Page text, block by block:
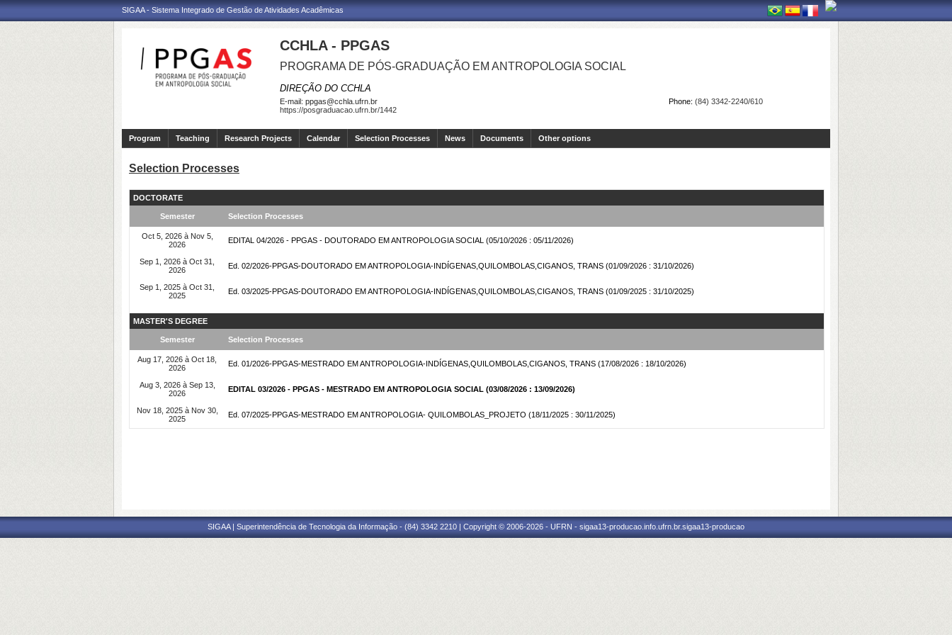
SIGAA - Sistema Integrado de Gestão de Atividades Acadêmicas
CCHLA - PPGAS
PROGRAMA DE PÓS-GRADUAÇÃO EM ANTROPOLOGIA SOCIAL
DIREÇÃO DO CCHLA
Phone: (84) 3342-2240/610
E-mail: ppgas@cchla.ufrn.br
https://posgraduacao.ufrn.br/1442
Program Teaching Research Projects Calendar Selection Processes News Documents Other options
Selection Processes
DOCTORATE
Semester Selection Processes
Oct 5, 2026 à Nov 5,
2026
EDITAL 04/2026 - PPGAS - DOUTORADO EM ANTROPOLOGIA SOCIAL (05/10/2026 : 05/11/2026)
Sep 1, 2026 à Oct 31,
2026
Ed. 02/2026-PPGAS-DOUTORADO EM ANTROPOLOGIA-INDÍGENAS,QUILOMBOLAS,CIGANOS, TRANS (01/09/2026 : 31/10/2026)
Sep 1, 2025 à Oct 31,
2025
Ed. 03/2025-PPGAS-DOUTORADO EM ANTROPOLOGIA-INDÍGENAS,QUILOMBOLAS,CIGANOS, TRANS (01/09/2025 : 31/10/2025)
MASTER'S DEGREE
Semester Selection Processes
Aug 17, 2026 à Oct 18,
2026
Ed. 01/2026-PPGAS-MESTRADO EM ANTROPOLOGIA-INDÍGENAS,QUILOMBOLAS,CIGANOS, TRANS (17/08/2026 : 18/10/2026)
Aug 3, 2026 à Sep 13,
2026
EDITAL 03/2026 - PPGAS - MESTRADO EM ANTROPOLOGIA SOCIAL (03/08/2026 : 13/09/2026)
Nov 18, 2025 à Nov 30,
2025
Ed. 07/2025-PPGAS-MESTRADO EM ANTROPOLOGIA- QUILOMBOLAS_PROJETO (18/11/2025 : 30/11/2025)
SIGAA | Superintendência de Tecnologia da Informação - (84) 3342 2210 | Copyright © 2006-2026 - UFRN - sigaa13-producao.info.ufrn.br.sigaa13-producao